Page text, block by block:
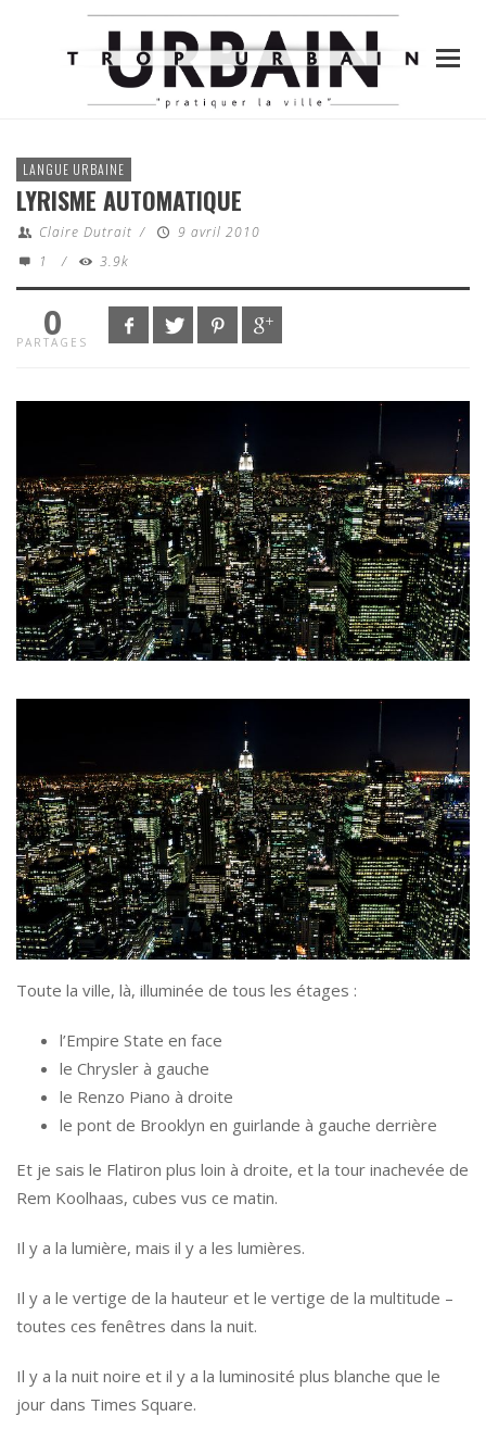
LANGUE URBAINE
LYRISME AUTOMATIQUE
Claire Dutrait /
9 avril 2010
1
/ 3.9k
0
PARTAGES
Toute la ville, là, illuminée de tous les étages :
l’Empire State en face
le Chrysler à gauche
le Renzo Piano à droite
le pont de Brooklyn en guirlande à gauche derrière
Et je sais le Flatiron plus loin à droite, et la tour inachevée de
Rem Koolhaas, cubes vus ce matin.
Il y a la lumière, mais il y a les lumières.
Il y a le vertige de la hauteur et le vertige de la multitude –
toutes ces fenêtres dans la nuit.
Il y a la nuit noire et il y a la luminosité plus blanche que le
jour dans Times Square.